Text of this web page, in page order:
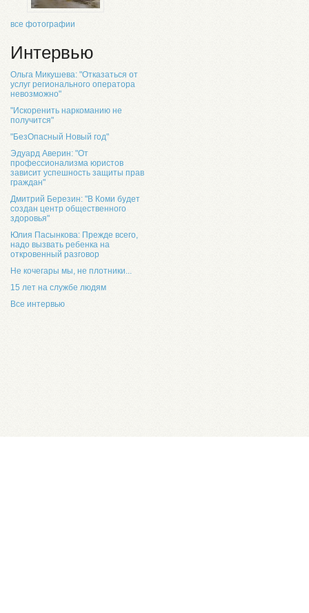
все фотографии
Интервью
Ольга Микушева: "Отказаться от
услуг регионального оператора
невозможно"
"Искоренить наркоманию не
получится"
"БезОпасный Новый год"
Эдуард Аверин: "От
профессионализма юристов
зависит успешность защиты прав
граждан"
Дмитрий Березин: "В Коми будет
создан центр общественного
здоровья"
Юлия Пасынкова: Прежде всего,
надо вызвать ребенка на
откровенный разговор
Не кочегары мы, не плотники...
15 лет на службе людям
Все интервью